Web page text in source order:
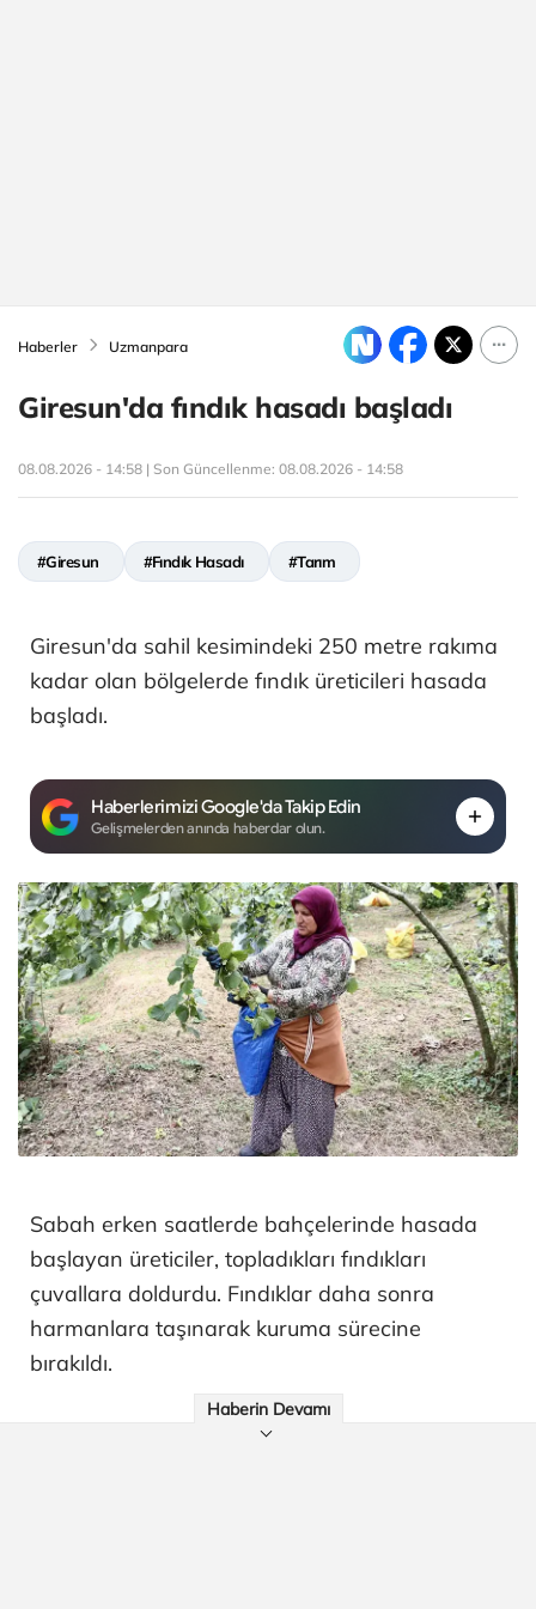
Haberler Uzmanpara
Giresun'da fındık hasadı başladı
08.08.2026 - 14:58 | Son Güncellenme: 08.08.2026 - 14:58
#Giresun #Fındık Hasadı #Tarım
Giresun'da sahil kesimindeki 250 metre rakıma
kadar olan bölgelerde fındık üreticileri hasada
başladı.
Haberlerimizi Google'da Takip Edin
Gelişmelerden anında haberdar olun.
Sabah erken saatlerde bahçelerinde hasada
başlayan üreticiler, topladıkları fındıkları
çuvallara doldurdu. Fındıklar daha sonra
harmanlara taşınarak kuruma sürecine
bırakıldı.
Haberin Devamı